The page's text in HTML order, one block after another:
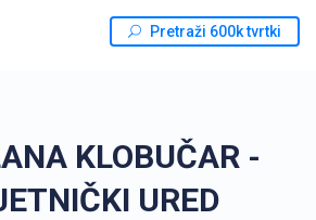
Pretraži 600k tvrtki
KLOBUČAR -
URED